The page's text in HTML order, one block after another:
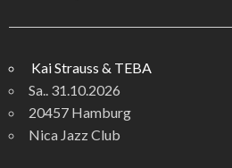
Kai Strauss & TEBA
Sa.. 31.10.2026
20457 Hamburg
Nica Jazz Club